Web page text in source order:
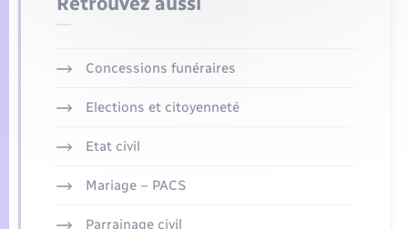
Concessions funéraires
Elections et citoyenneté
Etat civil
Mariage – PACS
Parrainage civil